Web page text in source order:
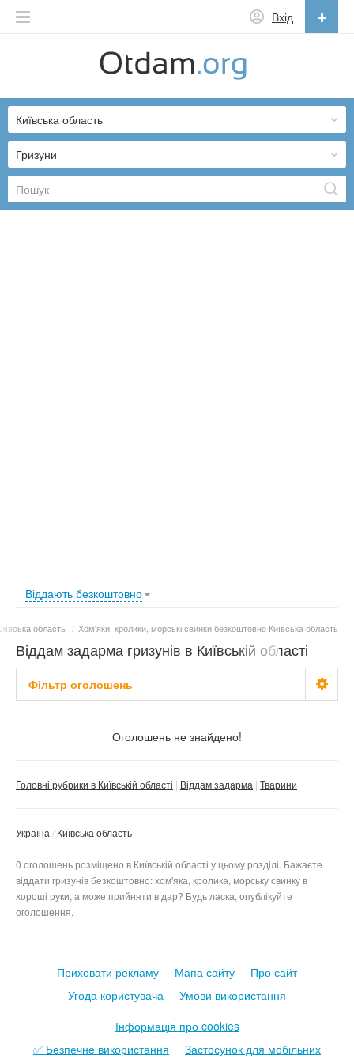
Вхід
English
Русский
Українська
Гризуни
Київська область
Віддають безкоштовно
область / Хом'яки, кролики, морські свинки безкоштовно Київська область
Віддам задарма гризунів в Київській області
Фільтр оголошень
Оголошень не знайдено!
Головні рубрики в Київській області Віддам задарма Тварини
Україна Київська область
0 оголошень розміщено в Київській області у цьому розділі. Бажаєте
віддати гризунів безкоштовно: хом'яка, кролика, морську свинку в
хороші руки, а може прийняти в дар? Будь ласка, опублікуйте
оголошення.
Приховати рекламу Мапа сайту
Про сайт
Угода користувача
Умови використання
Інформація про cookies
✅ Безпечне використання
Застосунок для мобільних